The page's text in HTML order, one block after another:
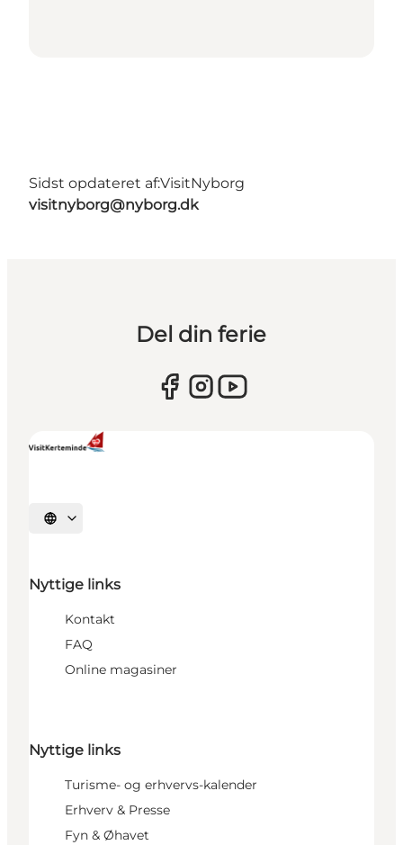
Sidst opdateret af:VisitNyborg
visitnyborg@nyborg.dk
Del din ferie
Vælg sprog
Nyttige links
Kontakt
FAQ
Online magasiner
Nyttige links
Turisme- og erhvervs-kalender
Erhverv & Presse
Fyn & Øhavet